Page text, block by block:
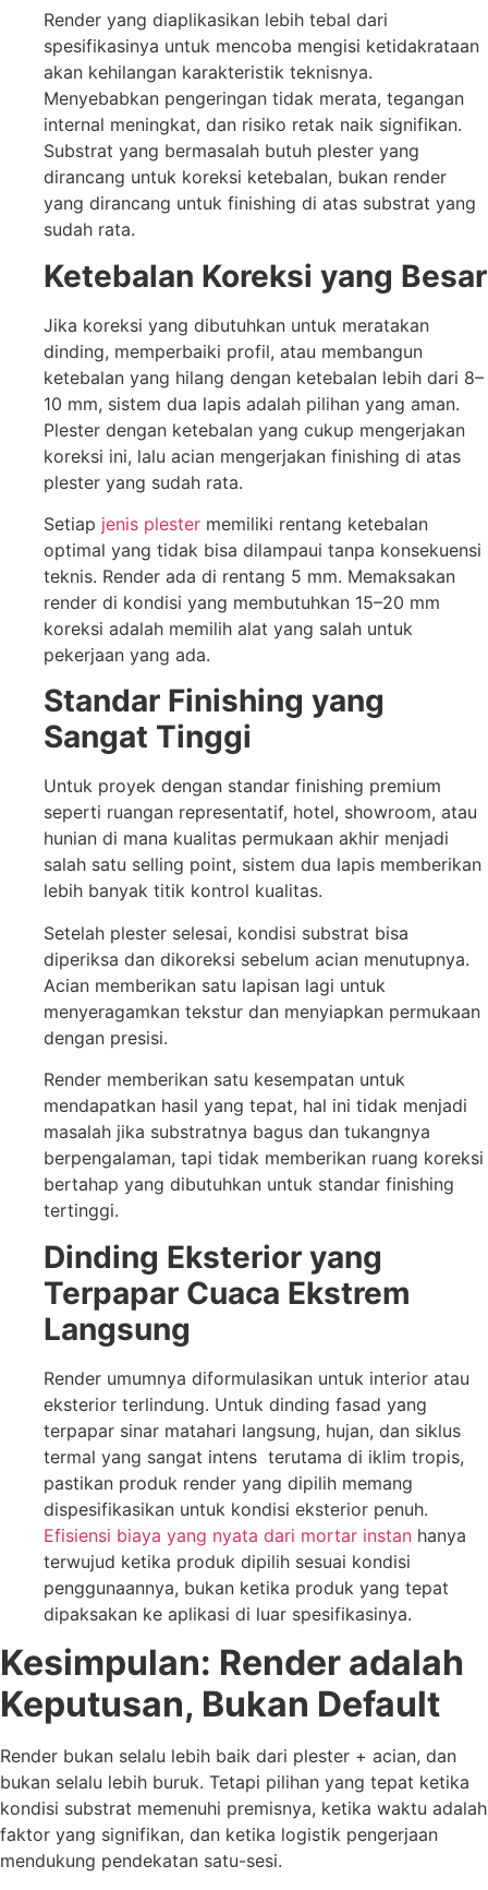
Render yang diaplikasikan lebih tebal dari
spesifikasinya untuk mencoba mengisi ketidakrataan
akan kehilangan karakteristik teknisnya.
Menyebabkan pengeringan tidak merata, tegangan
internal meningkat, dan risiko retak naik signifikan.
Substrat yang bermasalah butuh plester yang
dirancang untuk koreksi ketebalan, bukan render
yang dirancang untuk finishing di atas substrat yang
sudah rata.
Ketebalan Koreksi yang Besar
Jika koreksi yang dibutuhkan untuk meratakan
dinding, memperbaiki profil, atau membangun
ketebalan yang hilang dengan ketebalan lebih dari 8–
10 mm, sistem dua lapis adalah pilihan yang aman.
Plester dengan ketebalan yang cukup mengerjakan
koreksi ini, lalu acian mengerjakan finishing di atas
plester yang sudah rata.
Setiap jenis plester memiliki rentang ketebalan
optimal yang tidak bisa dilampaui tanpa konsekuensi
teknis. Render ada di rentang 5 mm. Memaksakan
render di kondisi yang membutuhkan 15–20 mm
koreksi adalah memilih alat yang salah untuk
pekerjaan yang ada.
Standar Finishing yang
Sangat Tinggi
Untuk proyek dengan standar finishing premium
seperti ruangan representatif, hotel, showroom, atau
hunian di mana kualitas permukaan akhir menjadi
salah satu selling point, sistem dua lapis memberikan
lebih banyak titik kontrol kualitas.
Setelah plester selesai, kondisi substrat bisa
diperiksa dan dikoreksi sebelum acian menutupnya.
Acian memberikan satu lapisan lagi untuk
menyeragamkan tekstur dan menyiapkan permukaan
dengan presisi.
Render memberikan satu kesempatan untuk
mendapatkan hasil yang tepat, hal ini tidak menjadi
masalah jika substratnya bagus dan tukangnya
berpengalaman, tapi tidak memberikan ruang koreksi
bertahap yang dibutuhkan untuk standar finishing
tertinggi.
Dinding Eksterior yang
Terpapar Cuaca Ekstrem
Langsung
Render umumnya diformulasikan untuk interior atau
eksterior terlindung. Untuk dinding fasad yang
terpapar sinar matahari langsung, hujan, dan siklus
termal yang sangat intens terutama di iklim tropis,
pastikan produk render yang dipilih memang
dispesifikasikan untuk kondisi eksterior penuh.
Efisiensi biaya yang nyata dari mortar instan hanya
terwujud ketika produk dipilih sesuai kondisi
penggunaannya, bukan ketika produk yang tepat
dipaksakan ke aplikasi di luar spesifikasinya.
Kesimpulan: Render adalah
Keputusan, Bukan Default
Render bukan selalu lebih baik dari plester + acian, dan
bukan selalu lebih buruk. Tetapi pilihan yang tepat ketika
kondisi substrat memenuhi premisnya, ketika waktu adalah
faktor yang signifikan, dan ketika logistik pengerjaan
mendukung pendekatan satu-sesi.